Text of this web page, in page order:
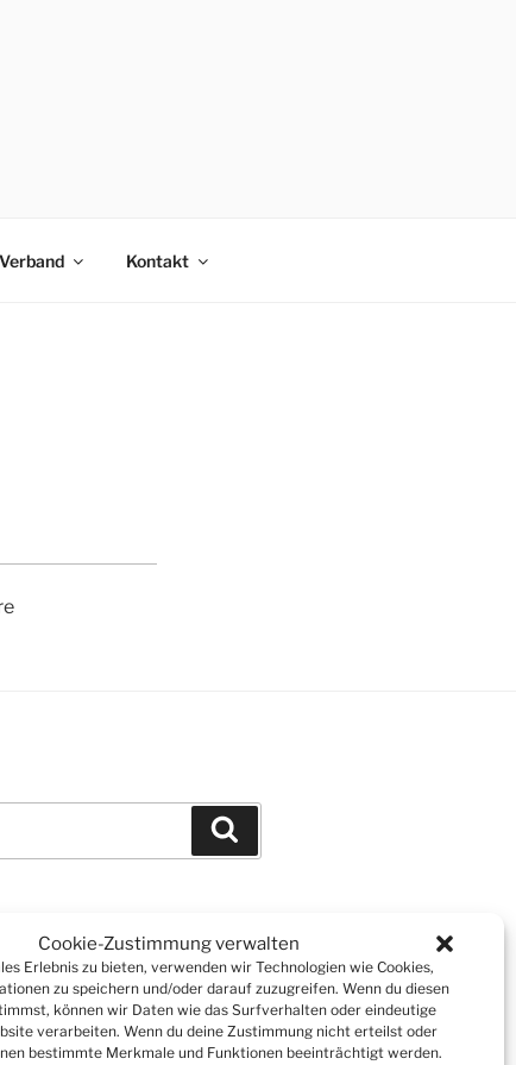
Cookie-Zustimmung verwalten
Erlebnis zu bieten, verwenden wir Technologien wie Cookies,
zu speichern und/oder darauf zuzugreifen. Wenn du diesen
können wir Daten wie das Surfverhalten oder eindeutige
verarbeiten. Wenn du deine Zustimmung nicht erteilst oder
bestimmte Merkmale und Funktionen beeinträchtigt werden.
Kontakt